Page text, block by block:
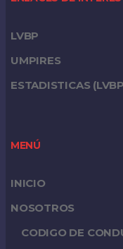
LVBP
UMPIRES
ESTADISTICAS
MENÚ
INICIO
NOSOTROS
CODIGO DE